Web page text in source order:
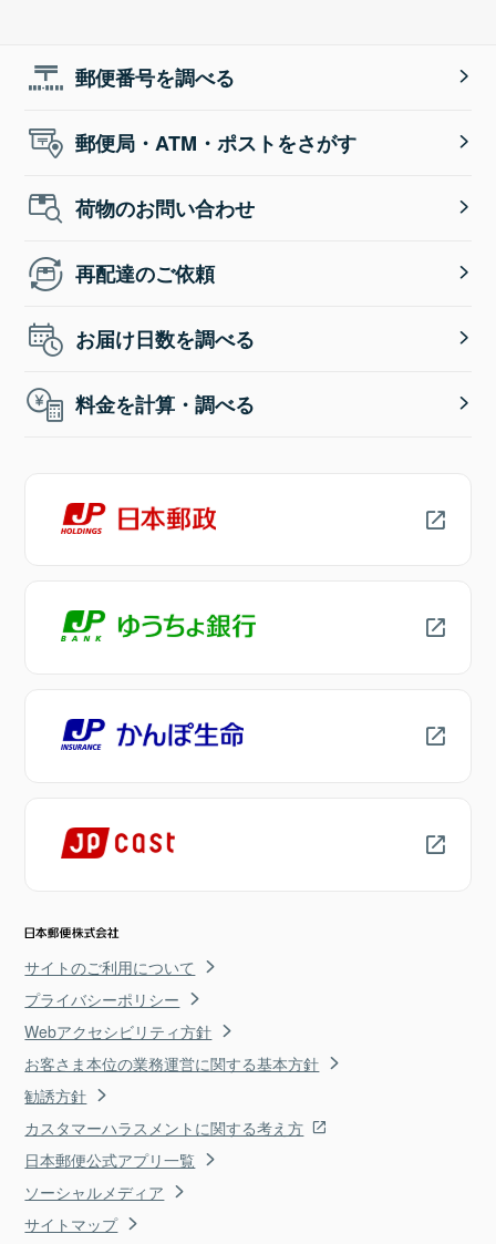
郵便番号を調べる
郵便局・ATM・ポストをさがす
荷物のお問い合わせ
再配達のご依頼
お届け日数を調べる
料金を計算・調べる
サイトのご利用について
プライバシーポリシー
Webアクセシビリティ方針
お客さま本位の業務運営に関する基本方針
勧誘方針
カスタマーハラスメントに関する考え方
日本郵便公式アプリ一覧
ソーシャルメディア
サイトマップ